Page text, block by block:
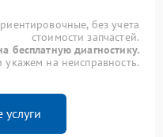
без учета
стоимости запчастей.
бесплатную диагностику.
на неисправность.
услуги